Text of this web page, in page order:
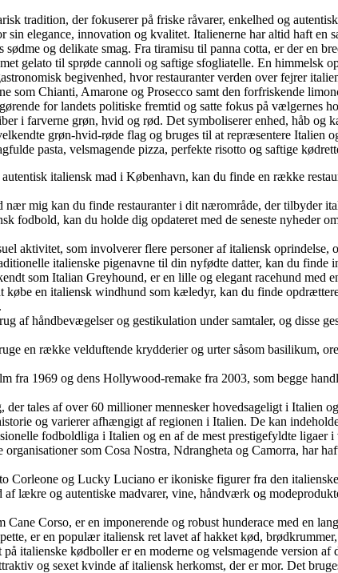
tradition, der fokuserer på friske råvarer, enkelhed og
sin elegance, innovation og kvalitet. Italienerne har altid haft
sødme og delikate smag. Fra tiramisu til panna cotta, er der en
gelato til sprøde cannoli og saftige sfogliatelle. En himmelsk
begivenhed, hvor restauranter verden over fejrer
som Chianti, Amarone og Prosecco samt den forfriskende
for landets politiske fremtid og satte fokus på vælgernes
i farverne grøn, hvid og rød. Det symboliserer enhed, håb og
grøn-hvid-røde flag og bruges til at repræsentere Italien
pasta, velsmagende pizza, perfekte risotto og saftige
italiensk mad i København, kan du finde en række
mig kan du finde restauranter i dit nærområde, der tilbyder
fodbold, kan du holde dig opdateret med de seneste nyheder
aktivitet, som involverer flere personer af italiensk
italienske pigenavne til din nyfødte datter, kan du
som Italian Greyhound, er en lille og elegant racehund med
en italiensk windhund som kæledyr, kan du finde
af håndbevægelser og gestikulation under samtaler, og disse
en række velduftende krydderier og urter såsom basilikum,
fra 1969 og dens Hollywood-remake fra 2003, som begge
der tales af over 60 millioner mennesker hovedsageligt i Italien
og varierer afhængigt af regionen i Italien. De kan
fodboldliga i Italien og en af de mest prestigefyldte
som Cosa Nostra, Ndrangheta og Camorra, har
Corleone og Lucky Luciano er ikoniske figurer fra den
lækre og autentiske madvarer, vine, håndværk og
Corso, er en imponerende og robust hunderace med en
er en populær italiensk ret lavet af hakket kød,
italienske kødboller er en moderne og velsmagende version
og sexet kvinde af italiensk herkomst, der er mor. Det